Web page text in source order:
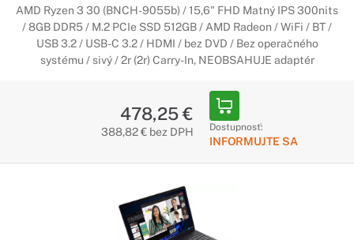
AMD Ryzen 3 30 (BNCH-9055b) / 15,6" FHD Matný IPS 300nits
/ 8GB DDR5 / M.2 PCIe SSD 512GB / AMD Radeon / WiFi / BT /
USB 3.2 / USB-C 3.2 / HDMI / bez DVD / Bez operačného
systému / sivý / 2r (2r) Carry-In, NEOBSAHUJE adaptér
478,25 €
388,82 € bez DPH Dostupnosť:
INFORMUJTE SA